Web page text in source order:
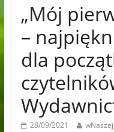
„Mój
–
dla
28/09/2021